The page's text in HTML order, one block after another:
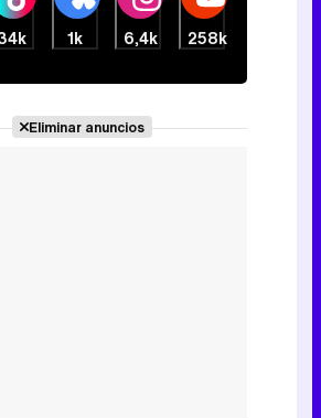
1k 6,4k 258k
Eliminar anuncios